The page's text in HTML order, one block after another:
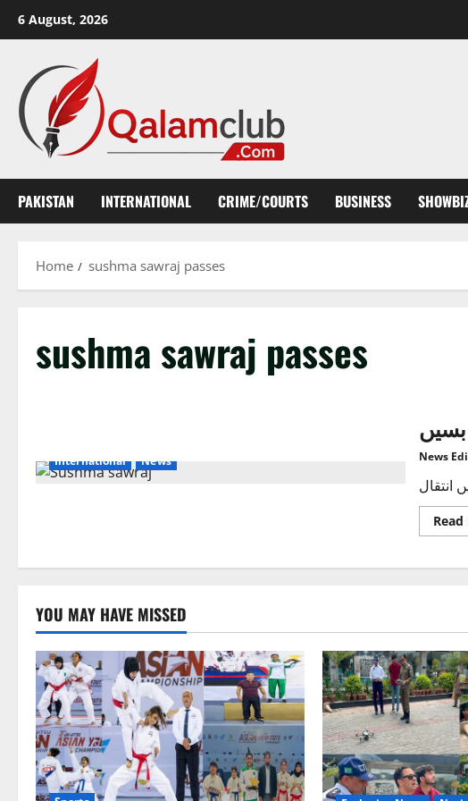
6 August, 2026
PAKISTAN INTERNATIONAL CRIME/COURTS BUSINESS
Home sushma sawraj passes
sushma sawraj passes
International News News
YOU MAY HAVE MISSED